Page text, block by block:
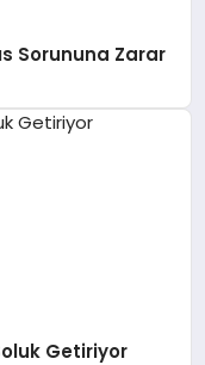
Sorununa Zarar
Getiriyor